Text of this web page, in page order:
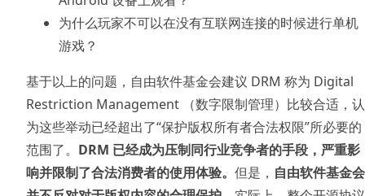
为什么玩家不可以在没有互联网连接的时候进行单机
游戏？
基于以上的问题，自由软件基金会建议 DRM 称为 Digital
Restriction Management （数字限制管理）比较合适，认
为这些举动已经超出了“保护版权所有者合法权限”所必要的
范围了。 DRM 已经成为压制同行业竞争者的手段，严重影
响并限制了合法消费者的使用体验。 但是， 自由软件基金会